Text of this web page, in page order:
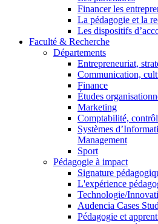
Financer les
La pédagogie et la
Les dispositifs
Faculté & Recherche
Départements
Entrepreneuriat,
Communication,
Finance
Études
Marketing
Comptabilité,
Systèmes
Management
Sport
Pédagogie à impact
Signature
L'expérience
Technologie/
Audencia Cases
Pédagogie et